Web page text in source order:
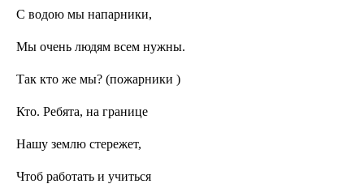
С водою мы напарники,
Мы очень людям всем нужны.
Так кто же мы? (пожарники )
Кто. Ребята, на границе
Нашу землю стережет,
Чтоб работать и учиться